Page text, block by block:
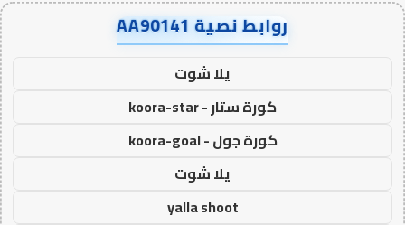
روابط نصية AA90141
يلا شوت
كورة ستار - koora-star
كورة جول - koora-goal
يلا شوت
yalla shoot